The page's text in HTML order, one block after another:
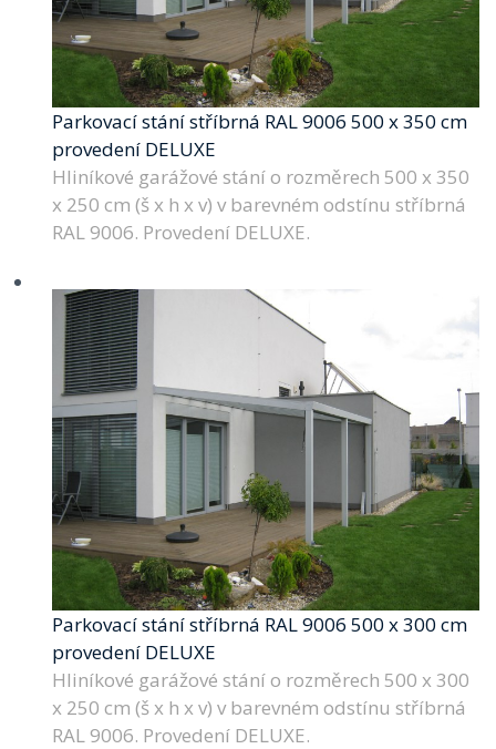
Parkovací stání stříbrná RAL 9006 500 x 350 cm
provedení DELUXE
Hliníkové garážové stání o rozměrech 500 x 350
x 250 cm (š x h x v) v barevném odstínu stříbrná
RAL 9006. Provedení DELUXE.
Parkovací stání stříbrná RAL 9006 500 x 300 cm
provedení DELUXE
Hliníkové garážové stání o rozměrech 500 x 300
x 250 cm (š x h x v) v barevném odstínu stříbrná
RAL 9006. Provedení DELUXE.